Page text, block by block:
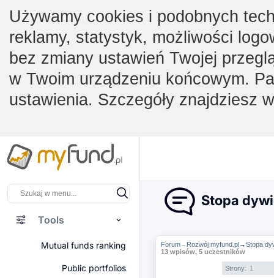
Używamy cookies i podobnych
reklamy, statystyk, możliwości
bez zmiany ustawień Twojej
w Twoim urządzeniu końcowym.
ustawienia. Szczegóły znajdziesz
Tools
Mutual funds ranking
Public portfolios
Stopa
Forum→ Rozwój myfund.pl→Stopa
13 wpisów, 5 uczestników
Strony: 1